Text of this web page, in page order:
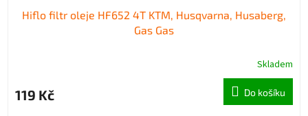
Hiflo filtr oleje HF652 4T KTM, Husqvarna, Husaberg,
Gas Gas
Skladem
119 Kč Do košíku